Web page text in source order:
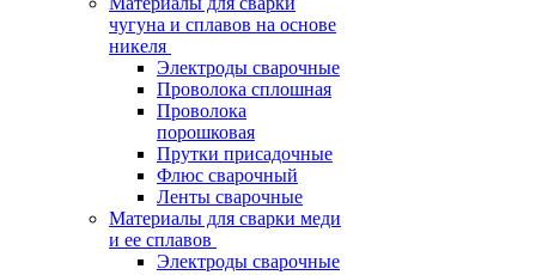
чугуна и сплавов на основе
никеля
Электроды сварочные
Проволока сплошная
Проволока
порошковая
Прутки присадочные
Флюс сварочный
Ленты сварочные
Материалы для сварки меди
и ее сплавов
Электроды сварочные